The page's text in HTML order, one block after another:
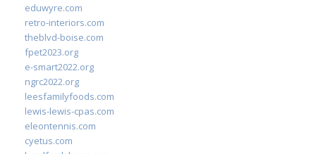
eduwyre.com
retro-interiors.com
theblvd-boise.com
fpet2023.org
e-smart2022.org
ngrc2022.org
leesfamilyfoods.com
lewis-lewis-cpas.com
eleontennis.com
cyetus.com